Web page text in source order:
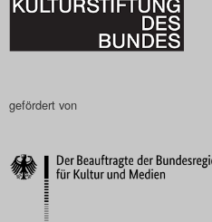
Das
gefördert von